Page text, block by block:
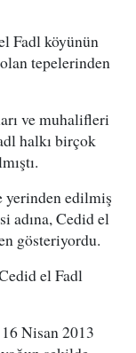
Fadl köyünün
tepelerinden
ve muhalifleri
halkı birçok
edilmiş
adına, Cedid el
gösteriyordu.
el Fadl
Nisan 2013